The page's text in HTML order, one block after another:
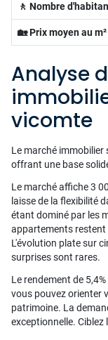
🚶 Nombre
🏡 Prix moyen au m²
Analyse
vicomte
Le marché
offrant une base
Le marché affiche 3
laisse de la flexibilité
étant dominé par les
appartements restent
L'évolution plate sur
surprises sont rares.
Le rendement de
vous pouvez orienter
patrimoine. La
exceptionnelle. Ciblez